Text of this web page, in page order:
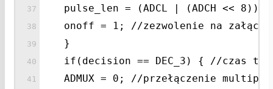
pulse_len = (ADCL | (ADCH <<
onoff = 1; //zezwolenie na
}
if(decision == DEC_3) { //czas
ADMUX = 0; //przełączenie